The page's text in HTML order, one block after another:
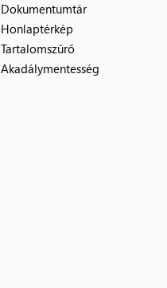
Dokumentumtár
Honlaptérkép
Tartalomszűrő
Akadálymentesség